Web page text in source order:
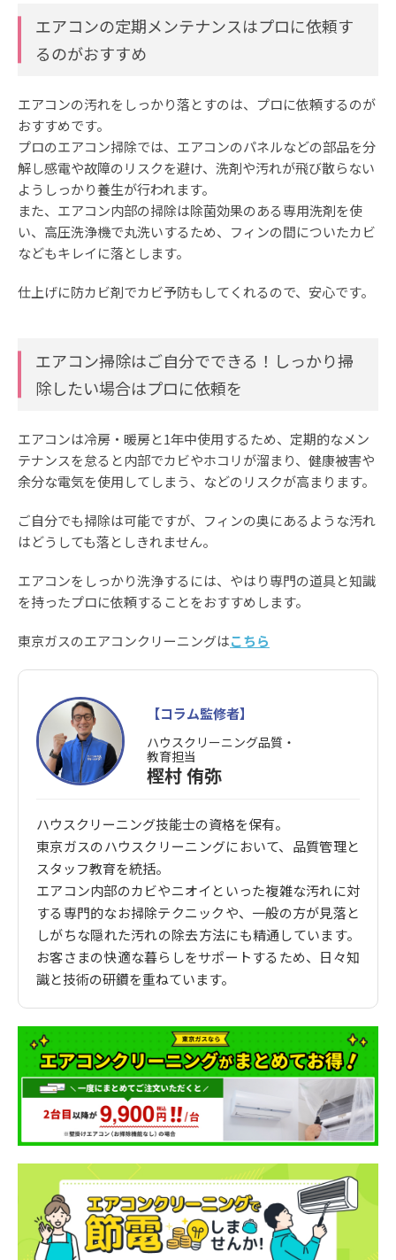
エアコンの定期メンテナンスはプロに依頼す
るのがおすすめ
エアコンの汚れをしっかり落とすのは、プロに依頼するのが
おすすめです。
プロのエアコン掃除では、エアコンのパネルなどの部品を分
解し感電や故障のリスクを避け、洗剤や汚れが飛び散らない
ようしっかり養生が行われます。
また、エアコン内部の掃除は除菌効果のある専用洗剤を使
い、高圧洗浄機で丸洗いするため、フィンの間についたカビ
などもキレイに落とします。
仕上げに防カビ剤でカビ予防もしてくれるので、安心です。
エアコン掃除はご自分でできる！しっかり掃
除したい場合はプロに依頼を
エアコンは冷房・暖房と1年中使用するため、定期的なメン
テナンスを怠ると内部でカビやホコリが溜まり、健康被害や
余分な電気を使用してしまう、などのリスクが高まります。
ご自分でも掃除は可能ですが、フィンの奥にあるような汚れ
はどうしても落としきれません。
エアコンをしっかり洗浄するには、やはり専門の道具と知識
を持ったプロに依頼することをおすすめします。
東京ガスのエアコンクリーニングはこちら
【コラム監修者】
ハウスクリーニング品質・
教育担当
樫村 侑弥
ハウスクリーニング技能士の資格を保有。
東京ガスのハウスクリーニングにおいて、品質管理と
スタッフ教育を統括。
エアコン内部のカビやニオイといった複雑な汚れに対
する専門的なお掃除テクニックや、一般の方が見落と
しがちな隠れた汚れの除去方法にも精通しています。
お客さまの快適な暮らしをサポートするため、日々知
識と技術の研鑽を重ねています。